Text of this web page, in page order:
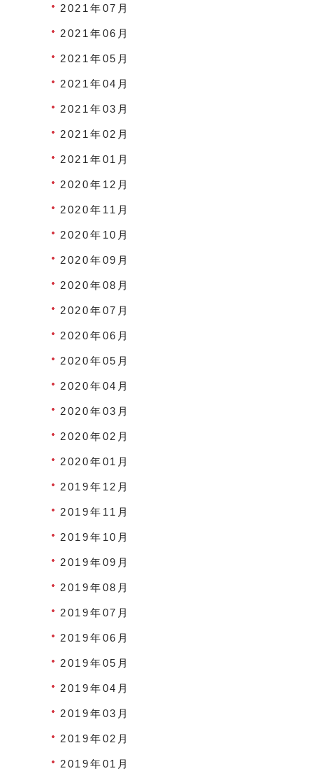
2021年07月
2021年06月
2021年05月
2021年04月
2021年03月
2021年02月
2021年01月
2020年12月
2020年11月
2020年10月
2020年09月
2020年08月
2020年07月
2020年06月
2020年05月
2020年04月
2020年03月
2020年02月
2020年01月
2019年12月
2019年11月
2019年10月
2019年09月
2019年08月
2019年07月
2019年06月
2019年05月
2019年04月
2019年03月
2019年02月
2019年01月